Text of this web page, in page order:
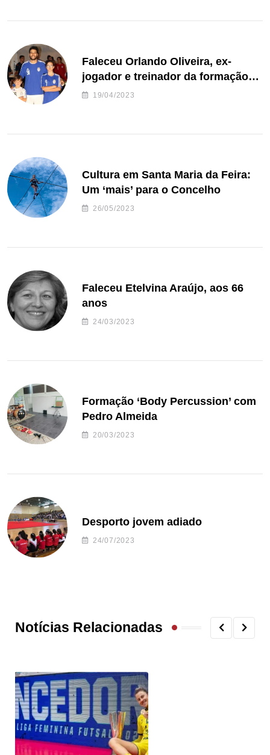
Faleceu Orlando Oliveira, ex-
jogador e treinador da formação
de andebol do Feirense
19/04/2023
Cultura em Santa Maria da Feira:
Um ‘mais’ para o Concelho
26/05/2023
Faleceu Etelvina Araújo, aos 66
anos
24/03/2023
Formação ‘Body Percussion’ com
Pedro Almeida
20/03/2023
Desporto jovem adiado
24/07/2023
Notícias Relacionadas